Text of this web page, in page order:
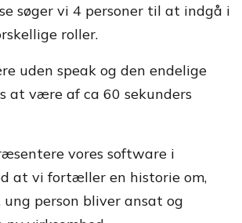
søger vi 4 personer til at indgå i
roller.
uden speak og den endelige
at være af ca 60 sekunders
vores software i
at vi fortæller en historie om,
ung person bliver ansat og